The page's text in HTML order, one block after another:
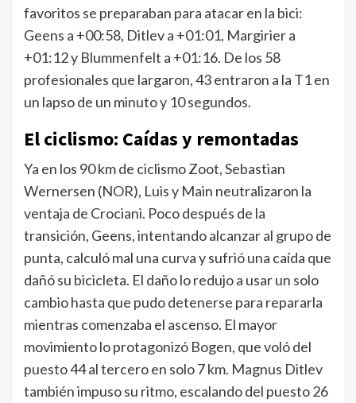
favoritos se preparaban para atacar en la bici:
Geens a +00:58, Ditlev a +01:01, Margirier a
+01:12 y Blummenfelt a +01:16. De los 58
profesionales que largaron, 43 entraron a la T1 en
un lapso de un minuto y 10 segundos.
El ciclismo: Caídas y remontadas
Ya en los 90 km de ciclismo Zoot, Sebastian
Wernersen (NOR), Luis y Main neutralizaron la
ventaja de Crociani. Poco después de la
transición, Geens, intentando alcanzar al grupo de
punta, calculó mal una curva y sufrió una caída que
dañó su bicicleta. El daño lo redujo a usar un solo
cambio hasta que pudo detenerse para repararla
mientras comenzaba el ascenso. El mayor
movimiento lo protagonizó Bogen, que voló del
puesto 44 al tercero en solo 7 km. Magnus Ditlev
también impuso su ritmo, escalando del puesto 26